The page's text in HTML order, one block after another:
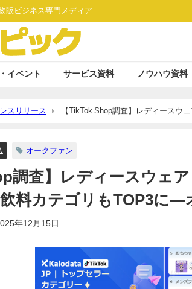
販ビジネス専門メディア
イベント サービス資料 ノウハウ資料
スリリース
【TikTok Shop調査】レディースウ
オークファン
調査】レディースウェ
料カテゴリもTOP3に―
年12月15日